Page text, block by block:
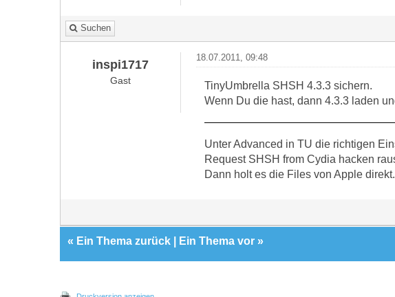
Suchen
inspi1717
Gast
18.07.2011, 09:48
TinyUmbrella SHSH 4.3.3 sichern.
Wenn Du die hast, dann 4.3.3 laden
Unter Advanced in TU die richtigen
Request SHSH from Cydia hacken
Dann holt es die Files von Apple direkt.
« Ein Thema zurück Ein Thema vor »